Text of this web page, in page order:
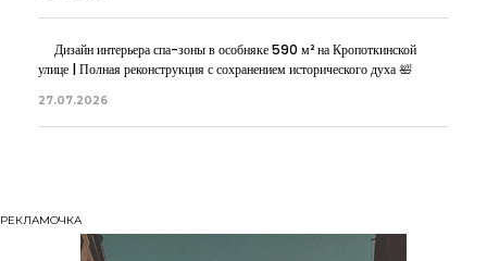
Дизайн интерьера спа-зоны в особняке 590 м² на Кропоткинской
улице | Полная реконструкция с сохранением исторического духа 🛀
27.07.2026
РЕКЛАМОЧКА